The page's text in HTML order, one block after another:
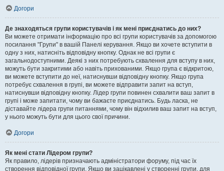
Догори
Де знаходяться групи користувачів і як мені приєднатись до них?
Ви можете отримати інформацію про всі групи користувачів за допомогою
посилання "Групи" в вашій Панелі керування. Якщо ви хочете вступити в
одну з них, натисніть відповідну кнопку. Однак не всі групи є
загальнодоступними. Деякі з них потребують схвалення для вступу в них,
можуть бути закритими або навіть прихованими. Якщо група є відкритою,
ви можете вступити до неї, натиснувши відповідну кнопку. Якщо група
потребує схвалення в групі, ви можете відправити запит на вступ,
натиснувши відповідну кнопку. Лідер групи повинен схвалити ваш запит в
групі і може запитати, чому ви бажаєте приєднатись. Будь ласка, не
діставайте лідера групи питаннями, чому він відхилив ваш запит на вступ,
у нього можуть бути для цього свої причини.
Догори
Як мені стати Лідером групи?
Як правило, лідерів призначають адміністратори форуму, під час їх
створення відповідної групи. Якщо ви зацікавлені у створенні групи, для